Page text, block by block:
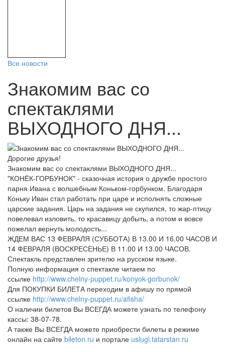
Все новости
Знакомим вас со
спектаклями
ВЫХОДНОГО ДНЯ...
Дорогие друзья!
Знакомим вас со спектаклями ВЫХОДНОГО ДНЯ...
"КОНЁК-ГОРБУНОК" - сказочная история о дружбе простого
парня Ивана с волшебным Коньком-горбунком. Благодаря
Коньку Иван стал работать при царе и исполнять сложные
царские задания. Царь на задания не скупился, то жар-птицу
повелевал изловить, то красавицу добыть, а потом и вовсе
пожелал вернуть молодость...
ЖДЕМ ВАС 13 ФЕВРАЛЯ (СУББОТА) В 13.00 И 16.00 ЧАСОВ И
14 ФЕВРАЛЯ (ВОСКРЕСЕНЬЕ) В 11.00 И 13.00 ЧАСОВ.
Спектакль представлен зрителю на русском языке.
Полную информация о спектакле читаем по
ссылке http://www.chelny-puppet.ru/konyok-gorbunok/
Для ПОКУПКИ БИЛЕТА переходим в афишу по прямой
ссылке http://www.chelny-puppet.ru/afisha/
О наличии билетов Вы ВСЕГДА можете узнать по телефону
кассы: 38-07-78.
А также Вы ВСЕГДА можете приобрести билеты в режиме
онлайн на сайте bileton.ru и портале uslugi.tatarstan.ru